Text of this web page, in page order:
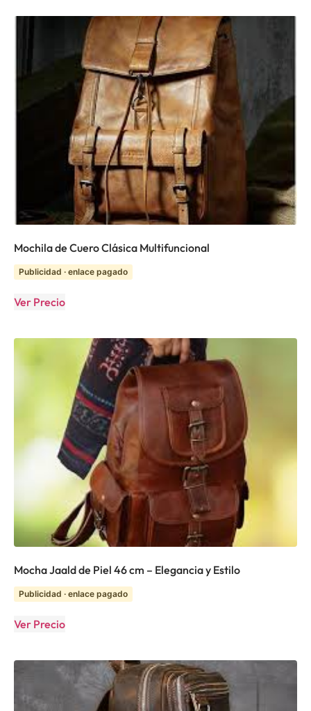
Mochila de Cuero Clásica Multifuncional
Publicidad · enlace pagado
Ver Precio
Mocha Jaald de Piel 46 cm – Elegancia y Estilo
Publicidad · enlace pagado
Ver Precio